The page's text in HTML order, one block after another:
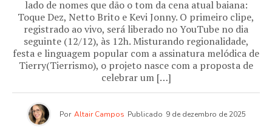
lado de nomes que dão o tom da cena atual baiana:
Toque Dez, Netto Brito e Kevi Jonny. O primeiro clipe,
registrado ao vivo, será liberado no YouTube no dia
seguinte (12/12), às 12h. Misturando regionalidade,
festa e linguagem popular com a assinatura melódica de
Tierry(Tierrismo), o projeto nasce com a proposta de
celebrar um […]
Por Altair Campos Publicado 9 de dezembro de 2025